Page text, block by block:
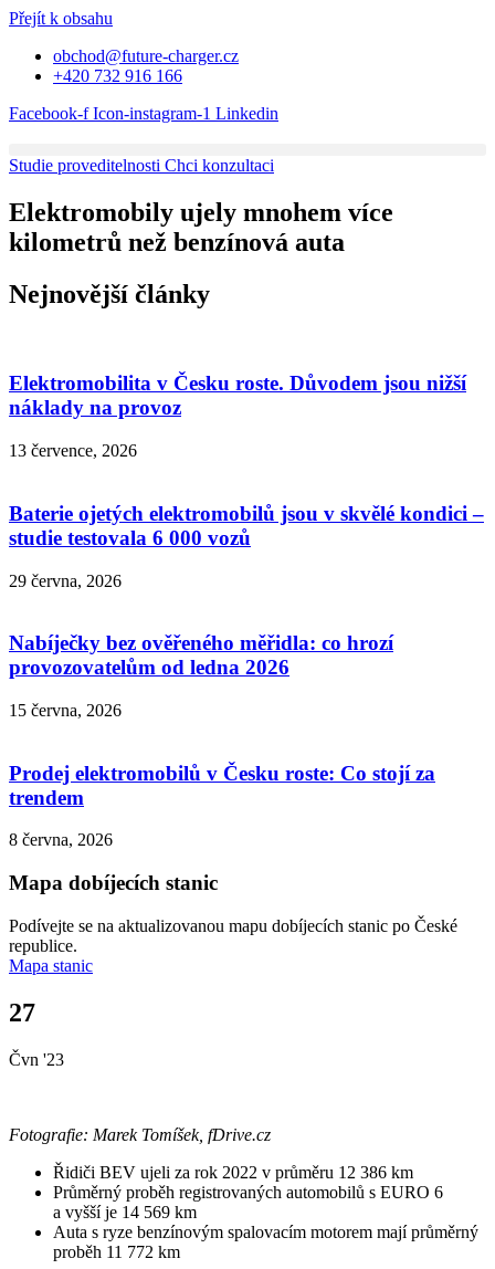
Přejít k obsahu
obchod@future-charger.cz
+420 732 916 166
Facebook-f Icon-instagram-1 Linkedin
Studie proveditelnosti Chci konzultaci
Elektromobily ujely mnohem více
kilometrů než benzínová auta
Nejnovější články
Elektromobilita v Česku roste. Důvodem jsou nižší
náklady na provoz
13 července, 2026
Baterie ojetých elektromobilů jsou v skvělé kondici –
studie testovala 6 000 vozů
29 června, 2026
Nabíječky bez ověřeného měřidla: co hrozí
provozovatelům od ledna 2026
15 června, 2026
Prodej elektromobilů v Česku roste: Co stojí za
trendem
8 června, 2026
Mapa dobíjecích stanic
Podívejte se na aktualizovanou mapu dobíjecích stanic po České
republice.
Mapa stanic
27
Čvn '23
Fotografie: Marek Tomíšek, fDrive.cz
Řidiči BEV ujeli za rok 2022 v průměru 12 386 km
Průměrný proběh registrovaných automobilů s EURO 6
a vyšší je 14 569 km
Auta s ryze benzínovým spalovacím motorem mají průměrný
proběh 11 772 km